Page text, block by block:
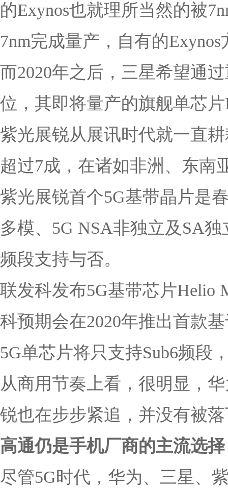
的Exynos也就理所当然的被
7nm完成量产，自有的
而2020年之后，三星希望通
位，其即将量产的旗舰单芯
紫光展锐从展讯时代就一直
超过7成，在诸如非洲、东南
紫光展锐首个5G基带晶片是
多模、5G NSA非独立及SA
频段支持与否。
联发科发布5G基带芯片Helio
科预期会在2020年推出首款
5G单芯片将只支持Sub6频段
从商用节奏上看，很明显，
锐也在步步紧追，并没有被
高通仍是手机厂商的主流选择
尽管5G时代，华为、三星、